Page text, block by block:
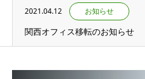
2021.04.12 お知らせ
関西オフィス移転のお知らせ